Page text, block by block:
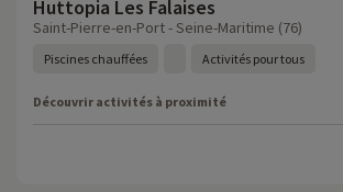
Huttopia Les Falaises
Saint-Pierre-en-Port - Seine-Maritime (76)
Piscines chauffées Activités pour tous
Découvrir activités à proximité